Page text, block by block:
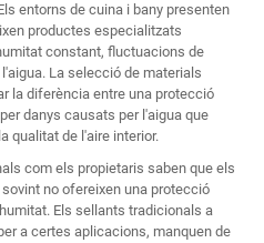
entorns de cuina i bany presenten
productes especialitzats
constant, fluctuacions de
La selecció de materials
la diferència entre una protecció
danys causats per l'aigua que
qualitat de l'aire interior.
com els propietaris saben que els
no ofereixen una protecció
Els sellants tradicionals a
a certes aplicacions, manquen de